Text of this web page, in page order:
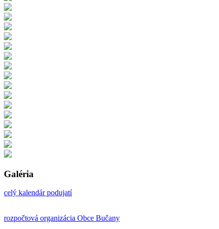
Galéria
celý kalendár podujatí
rozpočtová organizácia Obce Bučany